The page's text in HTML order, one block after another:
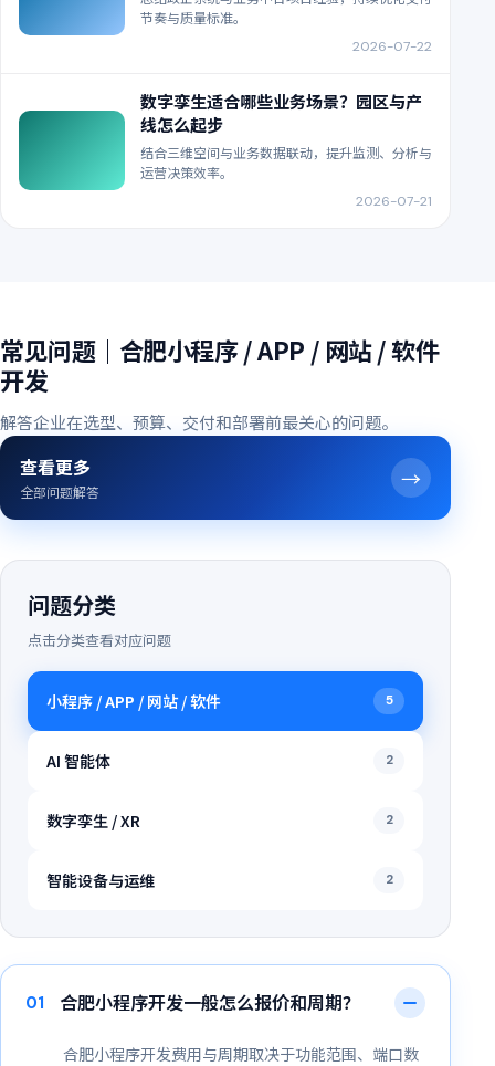
节奏与质量标准。
2026-07-22
数字孪生适合哪些业务场景？园区与产
线怎么起步
结合三维空间与业务数据联动，提升监测、分析与
运营决策效率。
2026-07-21
常见问题｜合肥小程序 / APP / 网站 / 软件
开发
解答企业在选型、预算、交付和部署前最关心的问题。
查看更多
全部问题解答 →
01 合肥小程序开发一般怎么报价和周期？
合肥小程序开发费用与周期取决于功能范围、端口数
问题分类
点击分类查看对应问题
小程序 / APP / 网站 / 软件 5
AI 智能体 2
数字孪生 / XR 2
智能设备与运维 2